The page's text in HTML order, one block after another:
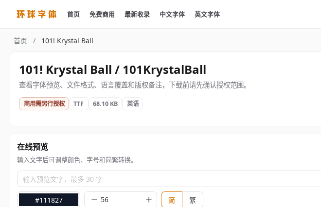
首页 免费商用 最新收录 中文字体 英文字体
首页 / 101! Krystal Ball
101! Krystal Ball / 101KrystalBall
查看字体预览、文件格式、语言覆盖和版权备注，下载前请先确认授权范围。
商用需另行授权 TTF 68.10 KB 英语
在线预览
输入文字后可调整颜色、字号和简繁转换。
输入预览文字，最多 30 字
#111827 简 繁